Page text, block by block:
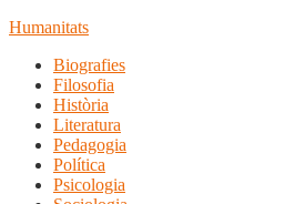
Humanitats
Biografies
Filosofia
Història
Literatura
Pedagogia
Política
Psicologia